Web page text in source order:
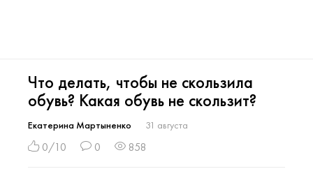
Что делать, чтобы не скользила
обувь? Какая обувь не скользит?
Екатерина Мартыненко 31 августа
0/10 0 858